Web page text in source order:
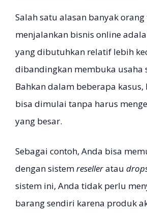
Salah satu alasan banyak
menjalankan bisnis online
yang dibutuhkan relatif lebih
dibandingkan membuka usaha
Bahkan dalam beberapa kasus,
bisa dimulai tanpa harus
yang besar.
Sebagai contoh, Anda bisa
dengan sistemreselleratau
sistem ini, Anda tidak perlu
barang sendiri karena produk